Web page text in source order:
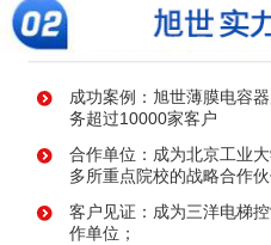
成功案例：旭世薄膜电容
务超过10000家客户
合作单位：成为北京工业
多所重点院校的战略合作伙
客户见证：成为三洋电梯
作单位；